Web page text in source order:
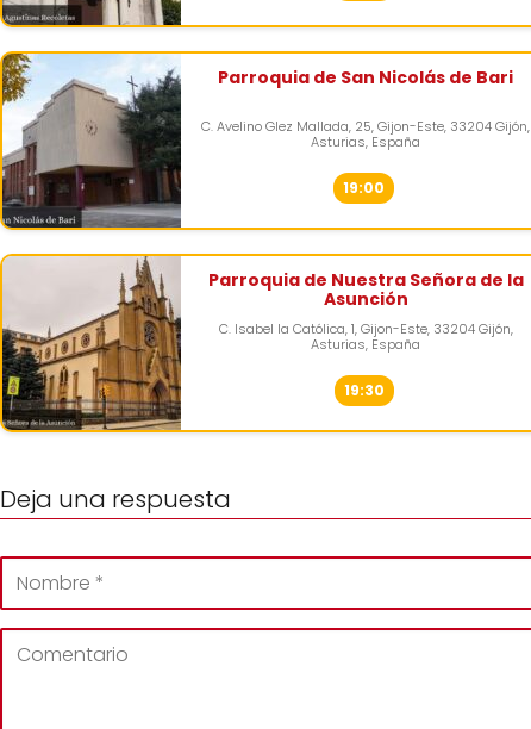
Parroquia de San Nicolás de Bari
C. Avelino Glez Mallada, 25, Gijon-Este, 33204 Gijón,
Asturias, España
19:00
Parroquia de Nuestra Señora de la
Asunción
C. Isabel la Católica, 1, Gijon-Este, 33204 Gijón,
Asturias, España
19:30
Deja una respuesta